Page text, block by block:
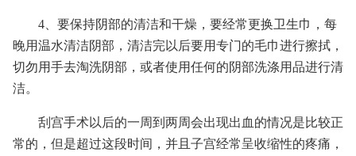
4、要保持阴部的清洁和干燥，要经常更换卫生巾，每
晚用温水清洁阴部，清洁完以后要用专门的毛巾进行擦拭，
切勿用手去淘洗阴部，或者使用任何的阴部洗涤用品进行清
洁。
刮宫手术以后的一周到两周会出现出血的情况是比较正
常的，但是超过这段时间，并且子宫经常呈收缩性的疼痛，